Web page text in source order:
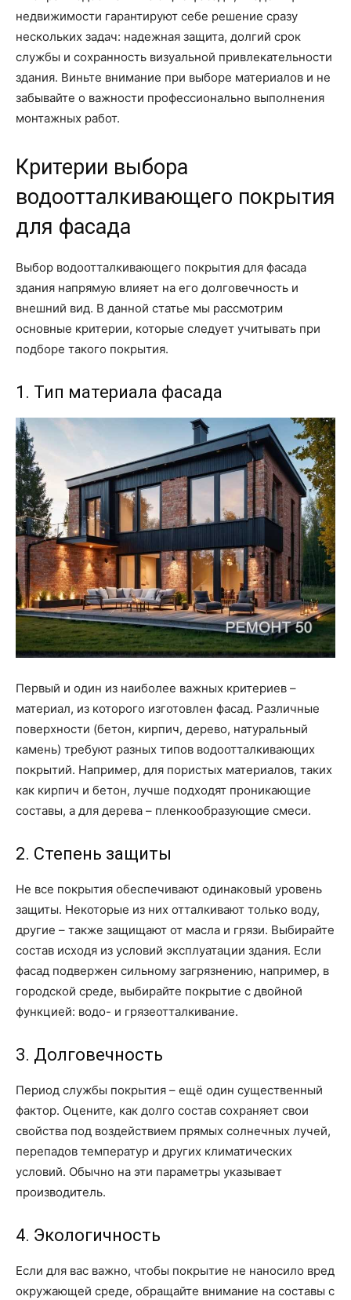
недвижимости гарантируют себе решение сразу
нескольких задач: надежная защита, долгий срок
службы и сохранность визуальной привлекательности
здания. Виньте внимание при выборе материалов и не
забывайте о важности профессионально выполнения
монтажных работ.
Критерии выбора
водоотталкивающего покрытия
для фасада
Выбор водоотталкивающего покрытия для фасада
здания напрямую влияет на его долговечность и
внешний вид. В данной статье мы рассмотрим
основные критерии, которые следует учитывать при
подборе такого покрытия.
1. Тип материала фасада
Первый и один из наиболее важных критериев –
материал, из которого изготовлен фасад. Различные
поверхности (бетон, кирпич, дерево, натуральный
камень) требуют разных типов водоотталкивающих
покрытий. Например, для пористых материалов, таких
как кирпич и бетон, лучше подходят проникающие
составы, а для дерева – пленкообразующие смеси.
2. Степень защиты
Не все покрытия обеспечивают одинаковый уровень
защиты. Некоторые из них отталкивают только воду,
другие – также защищают от масла и грязи. Выбирайте
состав исходя из условий эксплуатации здания. Если
фасад подвержен сильному загрязнению, например, в
городской среде, выбирайте покрытие с двойной
функцией: водо- и грязеотталкивание.
3. Долговечность
Период службы покрытия – ещё один существенный
фактор. Оцените, как долго состав сохраняет свои
свойства под воздействием прямых солнечных лучей,
перепадов температур и других климатических
условий. Обычно на эти параметры указывает
производитель.
4. Экологичность
Если для вас важно, чтобы покрытие не наносило вред
окружающей среде, обращайте внимание на составы с